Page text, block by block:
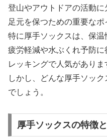
登山やアウトドアの活動
足元を保つための重要なポ
特に厚手ソックスは、保
疲労軽減や水ぶくれ予防
レッキングで人気がありま
しかし、どんな厚手ソッ
でしょう。
厚手ソックスの特徴